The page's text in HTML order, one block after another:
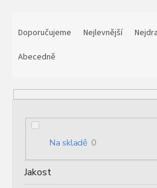
pohodlnou dopravu po celé České
p
Doporučujeme Nejlevnější
Abecedně
Na skladě 0
Jakost